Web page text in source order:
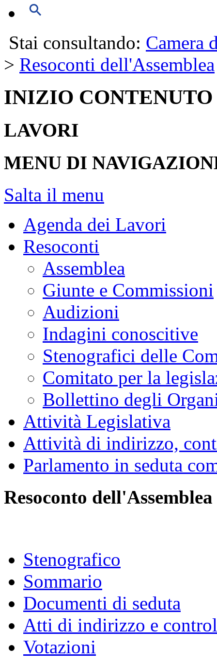
Stai consultando: Camera
> Resoconti dell'Assemblea
INIZIO CONTENUTO
LAVORI
MENU DI
Salta il menu
Agenda dei Lavori
Resoconti
Assemblea
Giunte e Commissioni
Audizioni
Indagini conoscitive
Stenografici delle
Comitato per la
Bollettino degli
Attività Legislativa
Attività di indirizzo,
Parlamento in seduta
Resoconto dell'Assemblea
Stenografico
Sommario
Documenti di seduta
Atti di indirizzo e
Votazioni